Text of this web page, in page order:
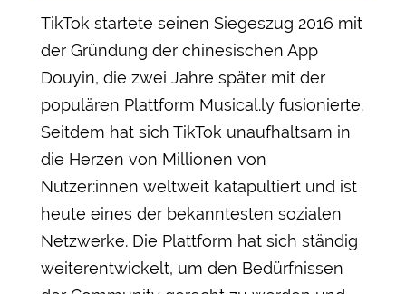
TikTok startete seinen Siegeszug 2016 mit
der Gründung der chinesischen App
Douyin, die zwei Jahre später mit der
populären Plattform Musical.ly fusionierte.
Seitdem hat sich TikTok unaufhaltsam in
die Herzen von Millionen von
Nutzer:innen weltweit katapultiert und ist
heute eines der bekanntesten sozialen
Netzwerke. Die Plattform hat sich ständig
weiterentwickelt, um den Bedürfnissen